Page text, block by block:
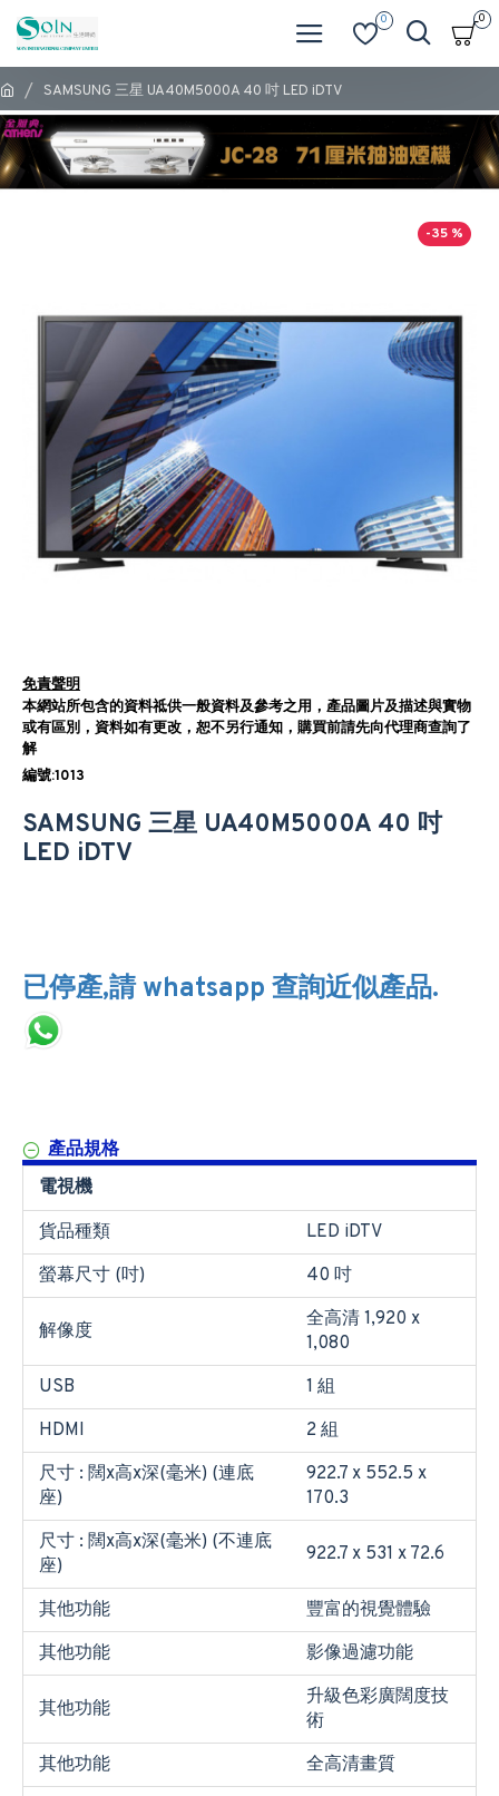
0 0
SAMSUNG 三星 UA40M5000A 40 吋 LED iDTV
-35 %
免責聲明
本網站所包含的資料祗供一般資料及參考之用，產品圖片及描述與實物
或有區別，資料如有更改，恕不另行通知，購買前請先向代理商查詢了
解
編號:1013
SAMSUNG 三星 UA40M5000A 40 吋
LED iDTV
已停產,請 whatsapp 查詢近似產品.
產品規格
電視機
貨品種類
LED iDTV
螢幕尺寸 (吋)
40 吋
解像度
全高清 1,920 x
1,080
USB
1 組
HDMI
2 組
尺寸 : 闊x高x深(毫米) (連底
座)
922.7 x 552.5 x
170.3
尺寸 : 闊x高x深(毫米) (不連底
座)
922.7 x 531 x 72.6
其他功能
豐富的視覺體驗
其他功能
影像過濾功能
其他功能
升級色彩廣闊度技
術
其他功能
全高清畫質